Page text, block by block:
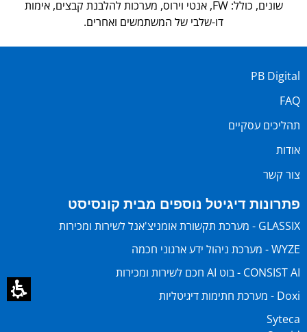
שונים, כולל: FW, אנטי וירוס, מערכות להלבנת קבצים, אימות
דו-שלבי של המשתמשים ואחרים.
PB Digital
FAQ
תהליכים עסקיים
אודות
צור קשר
פתרונות דיגיטל נוספים מבית קונסיסט
GLASSIX - מערכת תקשורת אומניצ'אנל לשירות ומכירות
WYZE - מערכת ניהול ידע ארגוני חכמה
CONSIST AI - בוט AI חכם לשירות ומכירות
Doxi - מערכת חתימות דיגיטליות
Syteca